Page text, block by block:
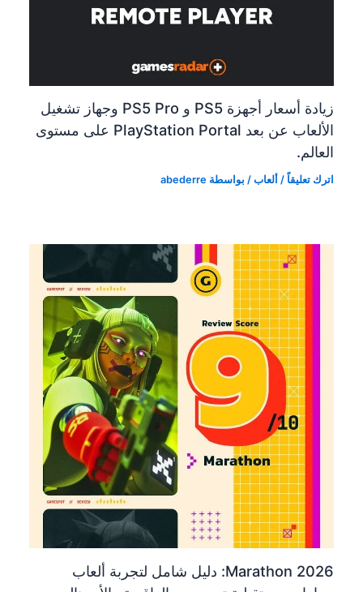
زيادة أسعار أجهزة PS5 و PS5 Pro وجهاز تشغيل
الألعاب عن بعد PlayStation Portal على مستوى
العالم.
اترك تعليقاً / ألعاب / بواسطة abederre
Marathon 2026: دليل شامل لتجربة ألعاب